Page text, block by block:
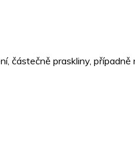
částečně praskliny, případně